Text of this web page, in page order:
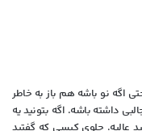
اگه نو باشه هم باز به خاطر
داشته باشه. اگه بتونید یه